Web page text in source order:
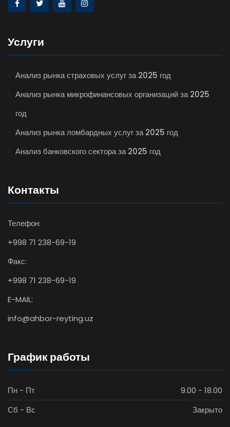
Услуги
Анализ рынка страховых услуг за 2025 год
Анализ рынка микрофинансовых организаций за 2025
год
Анализ рынка ломбардных услуг за 2025 год
Анализ банковского сектора за 2025 год
Контакты
Телефон:
+998 71 238-69-19
Факс:
+998 71 238-69-19
E-MAIL:
info@ahbor-reyting.uz
График работы
Пн - Пт
9.00 - 18.00
Сб - Вс
Закрыто